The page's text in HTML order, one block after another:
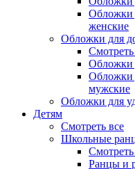
Обложки
женские
Обложки для
Смотреть
Обложки
Обложки
мужские
Обложки для
Детям
Смотреть все
Школьные
Смотреть
Ранцы и